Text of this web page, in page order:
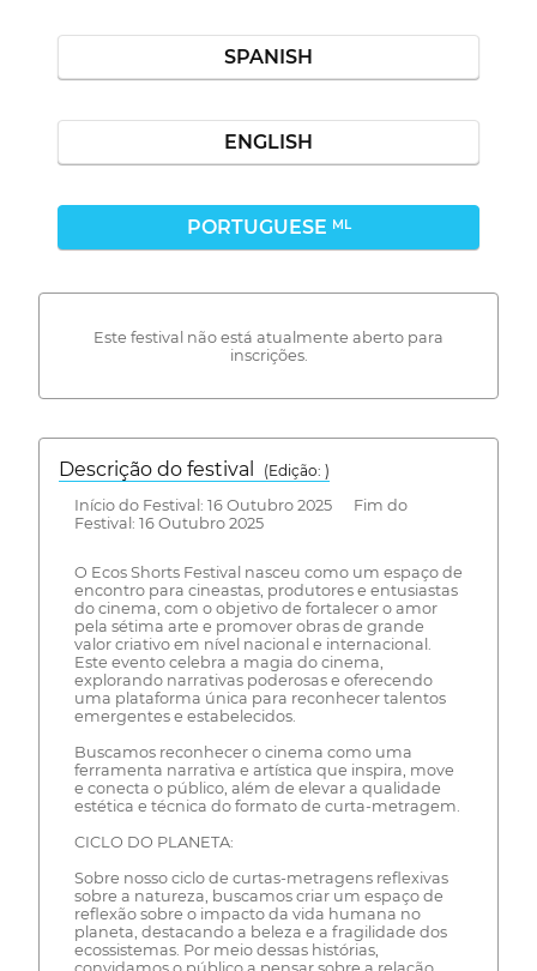
SPANISH
ENGLISH
PORTUGUESE ML
Este festival não está atualmente aberto para
inscrições.
Descrição do festival
(Edição: )
Início do Festival: 16 Outubro 2025 Fim do
Festival: 16 Outubro 2025
O Ecos Shorts Festival nasceu como um espaço de
encontro para cineastas, produtores e entusiastas
do cinema, com o objetivo de fortalecer o amor
pela sétima arte e promover obras de grande
valor criativo em nível nacional e internacional.
Este evento celebra a magia do cinema,
explorando narrativas poderosas e oferecendo
uma plataforma única para reconhecer talentos
emergentes e estabelecidos.
Buscamos reconhecer o cinema como uma
ferramenta narrativa e artística que inspira, move
e conecta o público, além de elevar a qualidade
estética e técnica do formato de curta-metragem.
CICLO DO PLANETA:
Sobre nosso ciclo de curtas-metragens reflexivas
sobre a natureza, buscamos criar um espaço de
reflexão sobre o impacto da vida humana no
planeta, destacando a beleza e a fragilidade dos
ecossistemas. Por meio dessas histórias,